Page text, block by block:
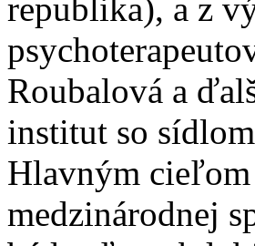
republika), a z
Roubalová a
institut so
Hlavným
medzinárodnej